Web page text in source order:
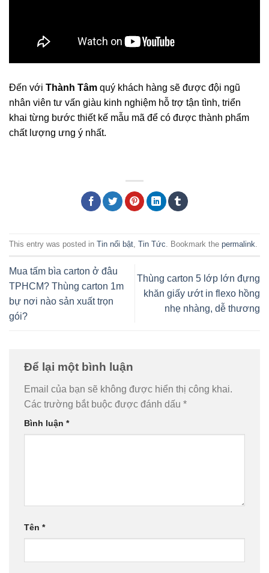
Đến với Thành Tâm quý khách hàng sẽ được đội ngũ
nhân viên tư vấn giàu kinh nghiệm hỗ trợ tận tình, triển
khai từng bước thiết kế mẫu mã để có được thành phẩm
chất lượng ưng ý nhất.
This entry was posted in Tin nổi bật Tin Tức . Bookmark the permalink
Mua tấm bìa carton ở đâu
TPHCM? Thùng carton 1m
bự nơi nào sản xuất trọn
gói?
Thùng carton 5 lớp lớn đựng
khăn giấy ướt in flexo hồng
nhẹ nhàng, dễ thương
Để lại một bình luận
Email của bạn sẽ không được hiển thị công khai.
Các trường bắt buộc được đánh dấu *
Bình luận *
Tên *